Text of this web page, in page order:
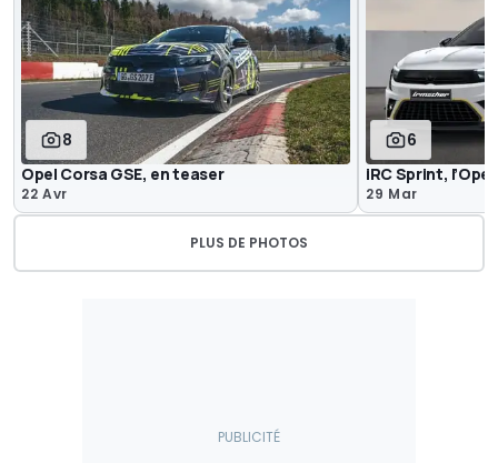
8
Opel Corsa GSE, en teaser
22 Avr
6
iRC Sprint,
29 Mar
PLUS DE PHOTOS